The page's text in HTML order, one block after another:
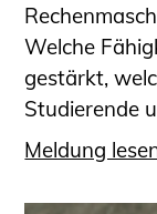
Welche
gestärkt,
Studierende
Meldung